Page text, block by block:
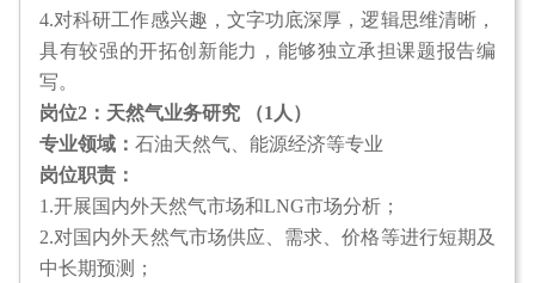
4.对科研工作感兴趣，文字功底深厚，逻辑思维清晰，
具有较强的开拓创新能力，能够独立承担课题报告编
写。
岗位2：天然气业务研究 （1人）
专业领域： 石油天然气、能源经济等专业
岗位职责：
1.开展国内外天然气市场和LNG市场分析；
2.对国内外天然气市场供应、需求、价格等进行短期及
中长期预测；